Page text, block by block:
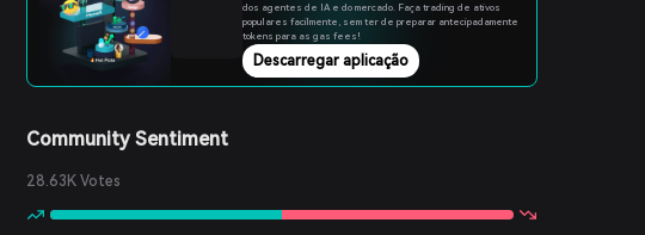
dos agentes de IA e do mercado. Faça trading de ativos
populares facilmente, sem ter de preparar antecipadamente
tokens para as gas fees!
Descarregar aplicação
Community Sentiment
28.63K Votes